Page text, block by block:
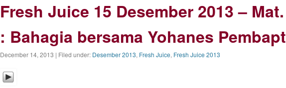
Fresh Juice 15 Desember 2013 –
: Bahagia bersama Yohanes
December 14, 2013 | Filed under: Desember 2013, Fresh Juice, Fresh Juice 2013